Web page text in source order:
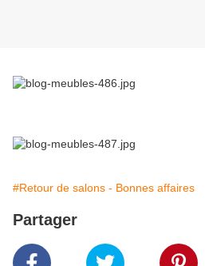
#Retour de salons - Bonnes affaires
Partager